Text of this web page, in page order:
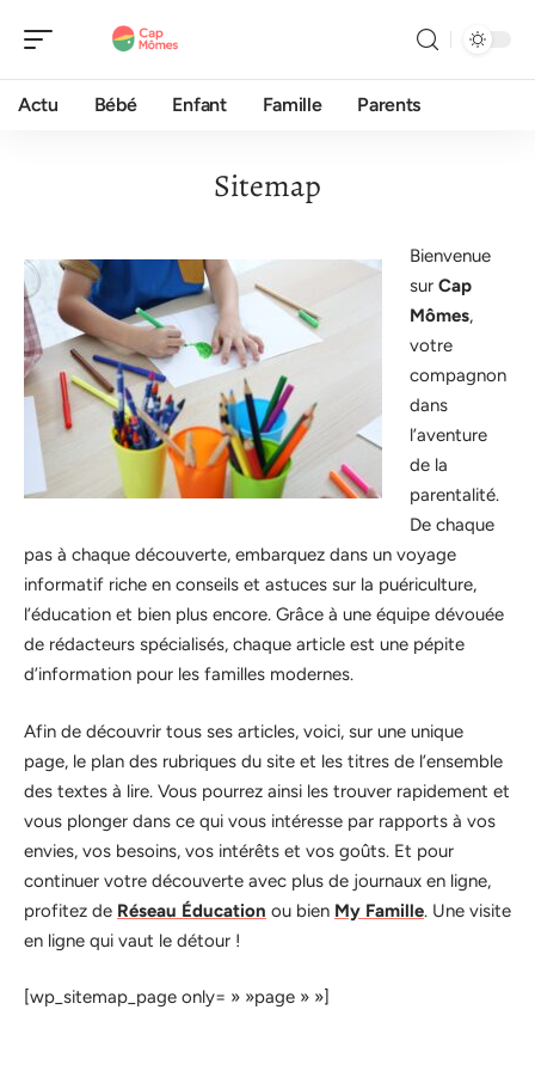
Actu Bébé Enfant Famille Parents
Sitemap
Bienvenue
sur Cap
Mômes,
votre
compagnon
dans
l’aventure
de la
parentalité.
De chaque
pas à chaque découverte, embarquez dans un voyage
informatif riche en conseils et astuces sur la puériculture,
l’éducation et bien plus encore. Grâce à une équipe dévouée
de rédacteurs spécialisés, chaque article est une pépite
d’information pour les familles modernes.
Afin de découvrir tous ses articles, voici, sur une unique
page, le plan des rubriques du site et les titres de l’ensemble
des textes à lire. Vous pourrez ainsi les trouver rapidement et
vous plonger dans ce qui vous intéresse par rapports à vos
envies, vos besoins, vos intérêts et vos goûts. Et pour
continuer votre découverte avec plus de journaux en ligne,
profitez de Réseau Éducation ou bien My Famille. Une visite
en ligne qui vaut le détour !
[wp_sitemap_page only= » »page » »]